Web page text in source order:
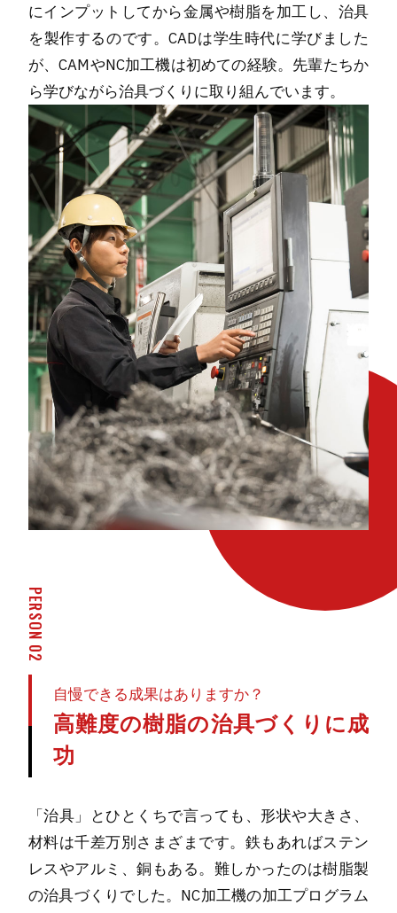
にインプットしてから金属や樹脂を加工し、治具
を製作するのです。CADは学生時代に学びました
が、CAMやNC加工機は初めての経験。先輩たちか
ら学びながら治具づくりに取り組んでいます。
PERSON 02
自慢できる成果はありますか？
高難度の樹脂の治具づくりに成
功
「治具」とひとくちで言っても、形状や大きさ、
材料は千差万別さまざまです。鉄もあればステン
レスやアルミ、銅もある。難しかったのは樹脂製
の治具づくりでした。NC加工機の加工プログラム